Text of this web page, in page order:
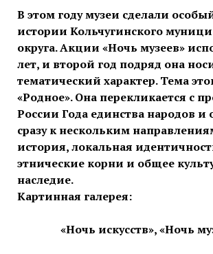
В этом году музеи сделали
истории Кольчугинского
округа. Акции «Ночь музеев»
лет, и второй год подряд она
тематический характер. Тема
«Родное». Она перекликается с
России Года единства народов и
сразу к нескольким
история, локальная
этнические корни и общее
наследие.
Картинная галерея:
«Ночь искусств», «Ночь